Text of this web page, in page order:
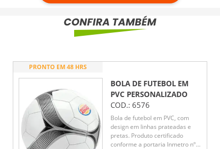
PRONTO EM 48 HRS
BOLA DE FUTEBOL EM
PVC PERSONALIZADO
COD.: 6576
Bola de futebol em PVC, com
design em linhas prateadas e
pretas. Produto certificado
conforme a portaria Inmetro nº